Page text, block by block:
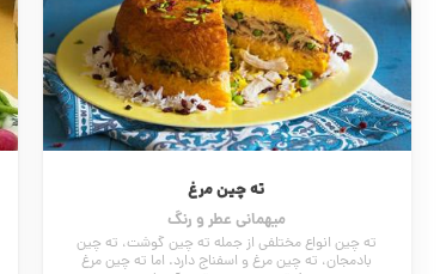
ته چین مرغ
میهمانی عطر و رنگ
ته چین انواع مختلفی از جمله ته چین گوشت، ته چین
بادمجان، ته چین مرغ و اسفناج دارد. اما ته چین مرغ